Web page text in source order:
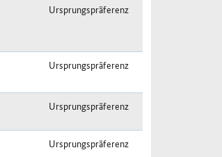
Ursprungspräferenz
Ursprungspräferenz
Ursprungspräferenz
Ursprungspräferenz